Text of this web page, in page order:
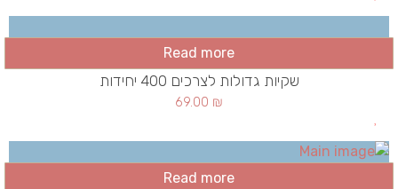
Read more
שקיות גדולות לצרכים 400 יחידות
69.00 ₪
Read more